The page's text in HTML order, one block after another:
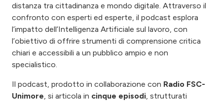
distanza tra cittadinanza e mondo digitale. Attraverso il
confronto con esperti ed esperte, il podcast esplora
l’impatto dell’Intelligenza Artificiale sul lavoro, con
l’obiettivo di offrire strumenti di comprensione critica
chiari e accessibili a un pubblico ampio e non
specialistico.
Il podcast, prodotto in collaborazione con Radio FSC-
Unimore, si articola in cinque episodi, strutturati